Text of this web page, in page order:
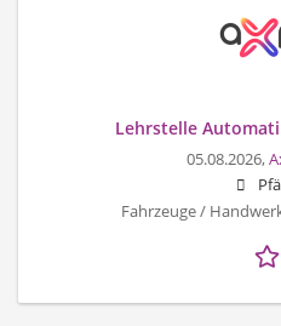
Lehrstelle
05.08.2026,
Fahrzeuge /